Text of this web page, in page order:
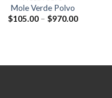
Mole Verde Polvo
$105.00– $970.00